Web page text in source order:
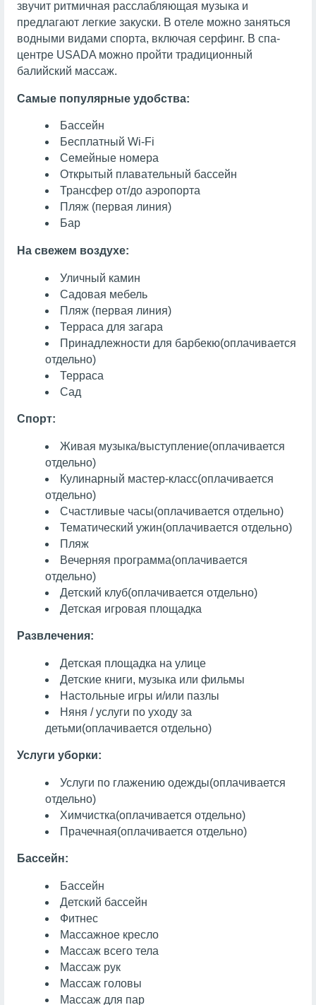
звучит ритмичная расслабляющая музыка и
предлагают легкие закуски. В отеле можно заняться
водными видами спорта, включая серфинг. В спа-
центре USADA можно пройти традиционный
балийский массаж.
Самые популярные удобства:
Бассейн
Бесплатный Wi-Fi
Семейные номера
Открытый плавательный бассейн
Трансфер от/до аэропорта
Пляж (первая линия)
Бар
На свежем воздухе:
Уличный камин
Садовая мебель
Пляж (первая линия)
Терраса для загара
Принадлежности для барбекю(оплачивается
отдельно)
Терраса
Сад
Спорт:
Живая музыка/выступление(оплачивается
отдельно)
Кулинарный мастер-класс(оплачивается
отдельно)
Счастливые часы(оплачивается отдельно)
Тематический ужин(оплачивается отдельно)
Пляж
Вечерняя программа(оплачивается
отдельно)
Детский клуб(оплачивается отдельно)
Детская игровая площадка
Развлечения:
Детская площадка на улице
Детские книги, музыка или фильмы
Настольные игры и/или пазлы
Няня / услуги по уходу за
детьми(оплачивается отдельно)
Услуги уборки:
Услуги по глажению одежды(оплачивается
отдельно)
Химчистка(оплачивается отдельно)
Прачечная(оплачивается отдельно)
Бассейн:
Бассейн
Детский бассейн
Фитнес
Массажное кресло
Массаж всего тела
Массаж рук
Массаж головы
Массаж для пар